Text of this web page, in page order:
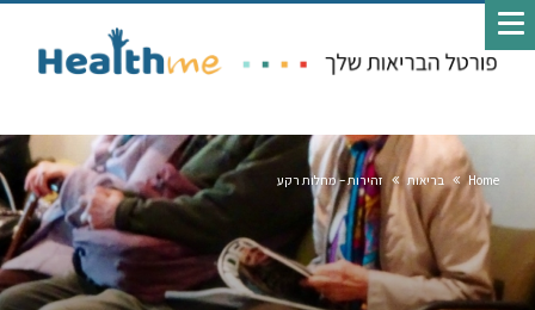
Home בריאות זהירות – מחלות רקע